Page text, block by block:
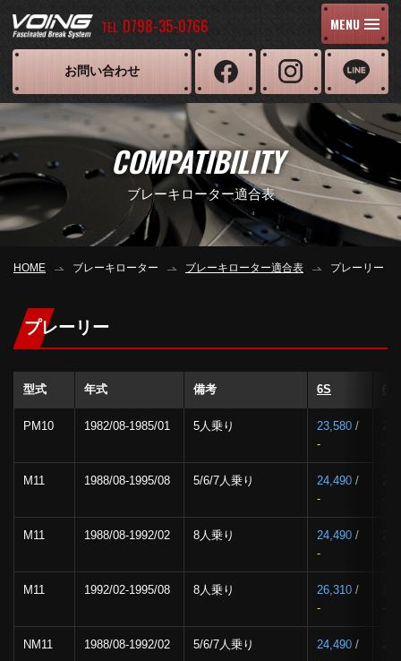
TEL 0798-35-0766 MENU
お問い合わせ
COMPATIBILITY
ブレーキローター適合表
HOME ブレーキローター ブレーキローター適合表 プレーリー
プレーリー
型式 年式 備考 6S
PM10 1982/08-1985/01 5人乗り 23,580 /
-
M11 1988/08-1995/08 5/6/7人乗り 24,490 /
-
M11 1988/08-1992/02 8人乗り 24,490 /
-
-
M11 1992/02-1995/08 8人乗り 26,310 /
-
-
NM11 1988/08-1992/02 5/6/7人乗り 24,490 /